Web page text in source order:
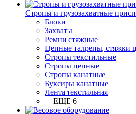
Стропы и грузозахватные
Блоки
Захваты
Ремни стяжные
Цепные талрепы, стяжки
Стропы текстильные
Стропы цепные
Стропы канатные
Буксиры канатные
Лента текстильная
+ ЕЩЕ 6